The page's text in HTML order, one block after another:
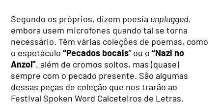
Segundo os próprios, dizem poesia unplugged,
embora usem microfones quando tal se torna
necessário. Têm várias coleções de poemas, como
o espetáculo“Pecados bocais” ou o“Nazi no
Anzol”, além de cromos soltos, mas (quase)
sempre com o pecado presente. São algumas
dessas peças de coleção que nos trarão ao
Festival Spoken Word Calceteiros de Letras.